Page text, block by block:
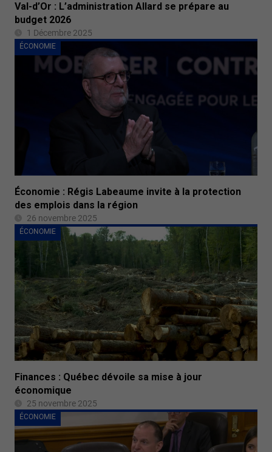
Val-d’Or : L’administration Allard se prépare au
budget 2026
1 Décembre 2025
ÉCONOMIE
Économie : Régis Labeaume invite à la protection
des emplois dans la région
26 novembre 2025
ÉCONOMIE
Finances : Québec dévoile sa mise à jour
économique
25 novembre 2025
ÉCONOMIE